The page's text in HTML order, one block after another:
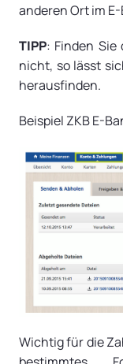
anderen Ort im
TIPP: Finden Sie
nicht, so lässt
herausfinden.
Beispiel ZKB E-
Wichtig für die